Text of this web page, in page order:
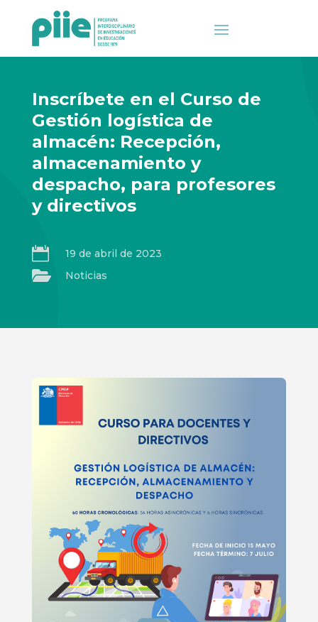
Inscríbete en el Curso de
Gestión logística de
almacén: Recepción,
almacenamiento y
despacho, para profesores
y directivos
 19 de abril de 2023
 Noticias